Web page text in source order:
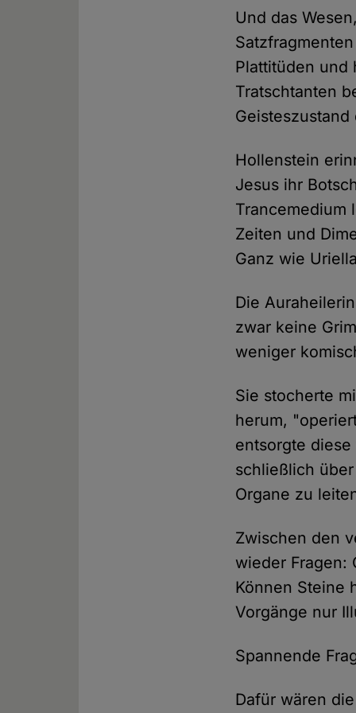
Und das
Plattitüden und
Tratschtanten
Hollenstein
Jesus ihr
Trancemedium
Zeiten und
Ganz wie
Die
zwar keine
weniger
Sie stocherte
herum,
entsorgte
schließlich
Organe zu
Zwischen den
wieder Fragen:
Können Steine
Vorgänge nur
Spannende
Dafür wären